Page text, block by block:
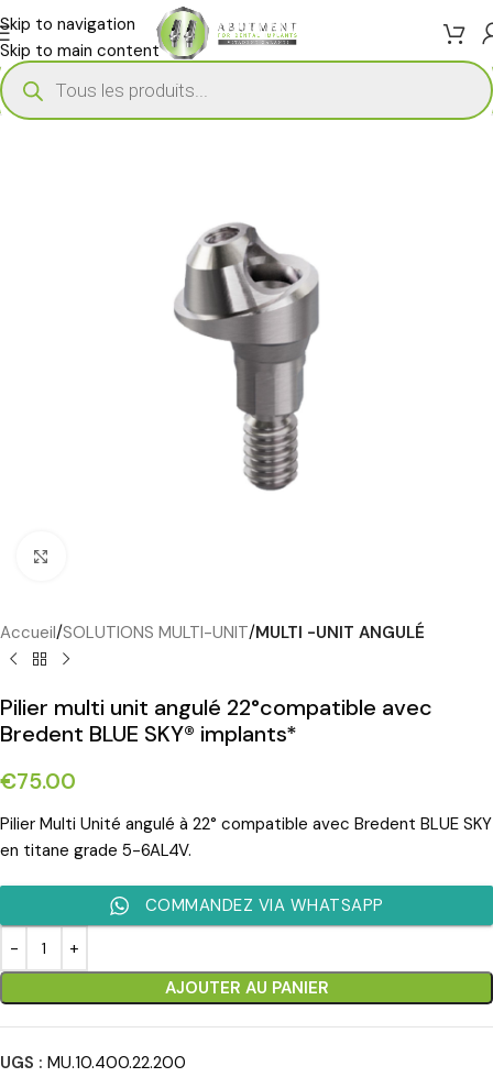
Skip to navigation
Skip to main content
Accueil SOLUTIONS MULTI-UNIT MULTI -UNIT ANGULÉ
Pilier multi unit angulé 22°compatible avec
Bredent BLUE SKY® implants*
€75.00
Pilier Multi Unité angulé à 22° compatible avec Bredent BLUE SKY
en titane grade 5-6AL4V.
AJOUTER AU PANIER
COMMANDEZ VIA WHATSAPP
UGS : MU.10.400.22.200